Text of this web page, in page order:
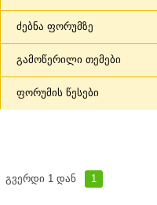
ძებნა ფორუმზე
გამოწერილი თემები
ფორუმის წესები
გვერდი 1 დან 1